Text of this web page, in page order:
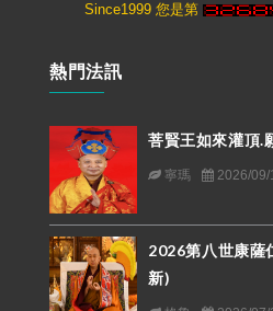
Since1999 您是第
熱門法訊
菩賢王如來灌頂.
寧瑪 2026/09/
2026第八世康薩
新)